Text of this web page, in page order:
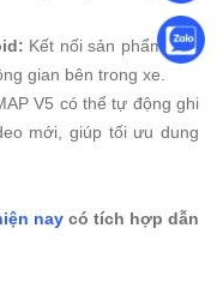
Kết nối sản phẩm trực
gian bên trong xe.
V5 có thể tự động ghi
mới, giúp tối ưu dung
nay có tích hợp dẫn